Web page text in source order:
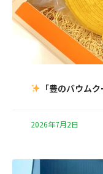
「豊のバウム
2026年7月2日